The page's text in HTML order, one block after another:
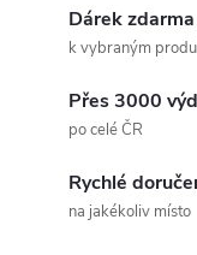
Dárek zdarma
k vybraným
Přes 3000
po celé ČR
Rychlé
na jakékoliv místo